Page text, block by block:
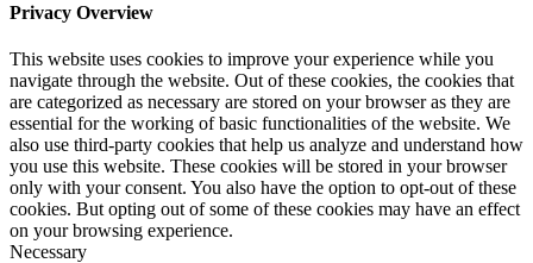
Privacy Overview
This website uses cookies to improve your experience while you
navigate through the website. Out of these cookies, the cookies that
are categorized as necessary are stored on your browser as they are
essential for the working of basic functionalities of the website. We
also use third-party cookies that help us analyze and understand how
you use this website. These cookies will be stored in your browser
only with your consent. You also have the option to opt-out of these
cookies. But opting out of some of these cookies may have an effect
on your browsing experience.
Necessary